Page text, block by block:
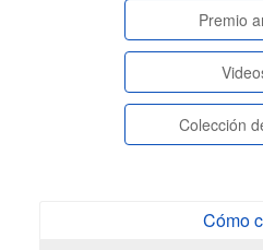
Premio
Colección
Cómo